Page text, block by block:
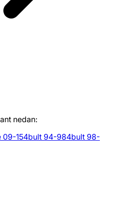
nedan:
09-154bult 94-984bult 98-